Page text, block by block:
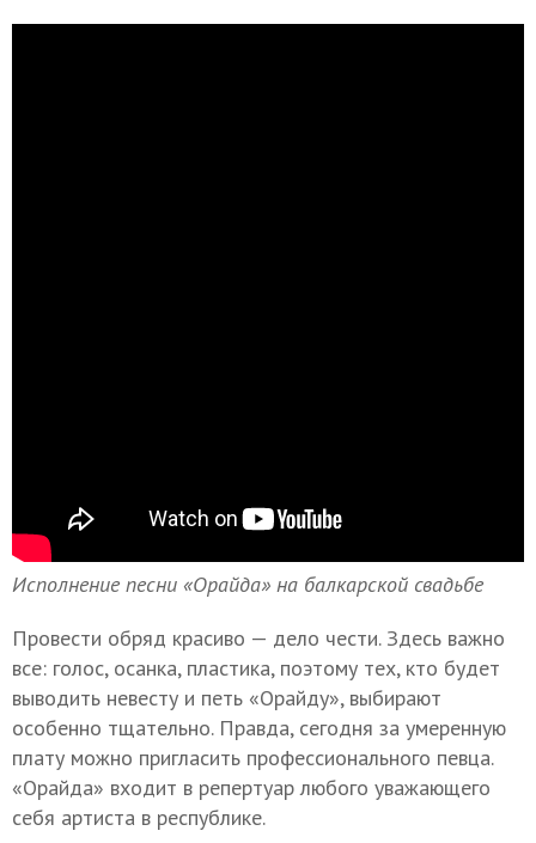
Исполнение песни «Орайда» на балкарской свадьбе
Провести обряд красиво — дело чести. Здесь важно
все: голос, осанка, пластика, поэтому тех, кто будет
выводить невесту и петь «Орайду», выбирают
особенно тщательно. Правда, сегодня за умеренную
плату можно пригласить профессионального певца.
«Орайда» входит в репертуар любого уважающего
себя артиста в республике.